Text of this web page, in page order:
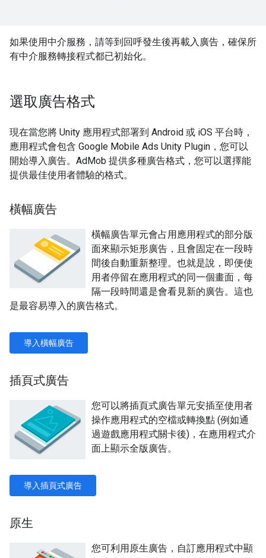
如果使用中介服務，請等到回呼發生後再載入廣告，確保所
有中介服務轉接程式都已初始化。
選取廣告格式
現在當您將 Unity 應用程式部署到 Android 或 iOS 平台時，
應用程式會包含 Google Mobile Ads Unity Plugin ，您可以
開始導入廣告。AdMob 提供多種廣告格式，您可以選擇能
提供最佳使用者體驗的格式。
橫幅廣告
橫幅廣告單元會占用應用程式的部分版
面來顯示矩形廣告，且會固定在一段時
間後自動重新整理。也就是說，即便使
用者停留在應用程式的同一個畫面，每
隔一段時間還是會看見新的廣告。這也
是最容易導入的廣告格式。
導入橫幅廣告
插頁式廣告
您可以將插頁式廣告單元安插至使用者
操作應用程式的空檔或轉換點 (例如通
過遊戲應用程式關卡後)，在應用程式介
面上顯示全版廣告。
導入插頁式廣告
原生
您可利用原生廣告，自訂應用程式中顯